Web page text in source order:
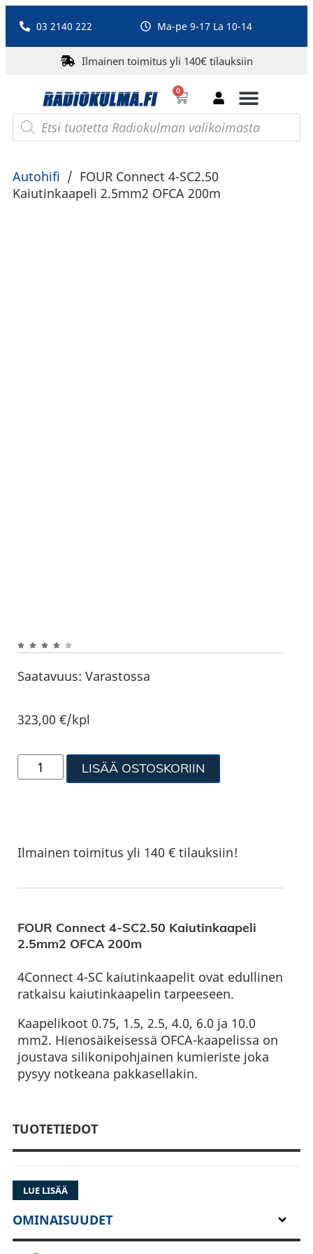
03 2140 222 Ma-pe 9-17 La 10-14
Ilmainen toimitus yli 140€ tilauksiin
0
Autohifi / FOUR Connect 4-SC2.50
Kaiutinkaapeli 2.5mm2 OFCA 200m
Saatavuus: Varastossa
323,00€/kpl
LISÄÄ OSTOSKORIIN
Ilmainen toimitus yli 140 € tilauksiin!
FOUR Connect 4-SC2.50 Kaiutinkaapeli
2.5mm2 OFCA 200m
4Connect 4-SC kaiutinkaapelit ovat edullinen
ratkaisu kaiutinkaapelin tarpeeseen.
Kaapelikoot 0.75, 1.5, 2.5, 4.0, 6.0 ja 10.0
mm2. Hienosäikeisessä OFCA-kaapelissa on
joustava silikonipohjainen kumieriste joka
pysyy notkeana pakkasellakin.
TUOTETIEDOT
LUE LISÄÄ
OMINAISUUDET